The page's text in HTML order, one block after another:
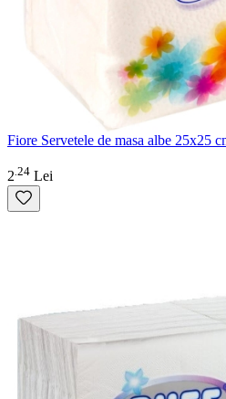
Fiore Servetele de masa albe 25x25
2 24 Lei